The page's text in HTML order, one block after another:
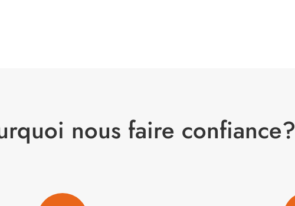
nous faire confiance?